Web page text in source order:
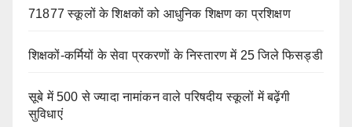
71877 स्कूलों के शिक्षकों को आधुनिक शिक्षण का प्रशिक्षण
शिक्षकों-कर्मियों के सेवा प्रकरणों के निस्तारण में 25 जिले फिसड्डी
सूबे में 500 से ज्यादा नामांकन वाले परिषदीय स्कूलों में बढ़ेंगी
सुविधाएं